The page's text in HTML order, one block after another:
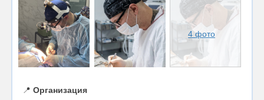
4 фото
📍 Организация